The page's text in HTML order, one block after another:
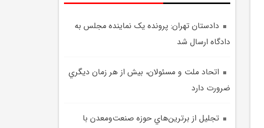
دادستان تهران: پرونده يک نماينده مجلس به
دادگاه ارسال شد
اتحاد ملت و مسئولان، بيش از هر زمان ديگري
ضرورت دارد
تجليل از برترين‌هاي حوزه صنعت‌ومعدن با